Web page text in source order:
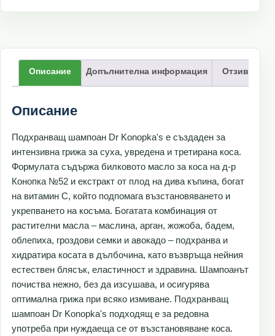
Описание Допълнителна информация Отзиви (0)
Описание
Подхранващ шампоан Dr Konopka's е създаден за
интензивна грижа за суха, увредена и третирана коса.
Формулата съдържа билковото масло за коса на д-р
Конопка №52 и екстракт от плод на дива къпина, богат
на витамин С, който подпомага възстановяването и
укрепването на косъма. Богатата комбинация от
растителни масла – маслина, арган, жожоба, бадем,
облепиха, гроздови семки и авокадо – подхранва и
хидратира косата в дълбочина, като възвръща нейния
естествен блясък, еластичност и здравина. Шампоанът
почиства нежно, без да изсушава, и осигурява
оптимална грижа при всяко измиване. Подхранващ
шампоан Dr Konopka's подходящ е за редовна
употреба при нуждаеща се от възстановяване коса.